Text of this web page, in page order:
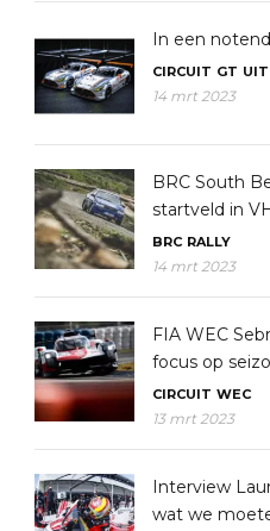
In een
CIRCUIT GT
14 mrt 2023
BRC South
startveld in
BRC RALLY
14 mrt 2023
FIA WEC
focus op
CIRCUIT WEC
13 mrt 2023
Interview
wat we